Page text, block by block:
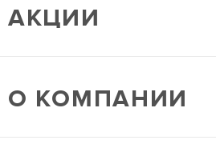
АКЦИИ
О КОМПАНИИ